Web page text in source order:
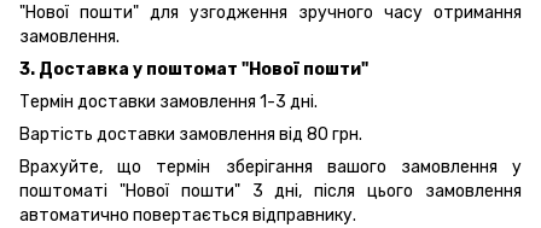
"Нової пошти" для узгодження зручного часу отримання
замовлення.
3. Доставка у поштомат "Нової пошти"
Термін доставки замовлення 1-3 дні.
Вартість доставки замовлення від 80 грн.
Врахуйте, що термін зберігання вашого замовлення у
поштоматі "Нової пошти" 3 дні, після цього замовлення
автоматично повертається відправнику.